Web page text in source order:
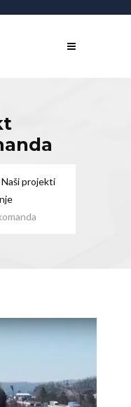
Naši projekti